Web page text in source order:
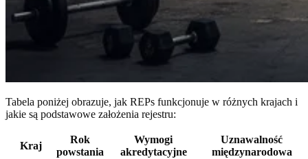
Tabela poniżej obrazuje, jak REPs funkcjonuje w różnych krajach i
jakie są podstawowe założenia rejestru:
Kraj
Rok
powstania
Wymogi
akredytacyjne
Uznawalność
międzynarodowa